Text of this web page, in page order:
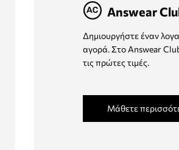
Answear
Δημιουργήστε έναν
αγορά. Στο Answear
τις πρώτες τιμές.
Μάθετε